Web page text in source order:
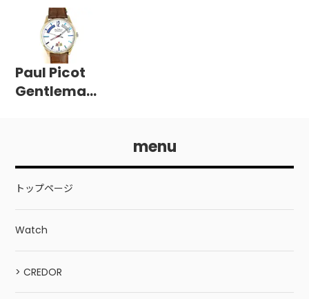
Paul Picot
Gentleman
menu
トップページ
Watch
> CREDOR